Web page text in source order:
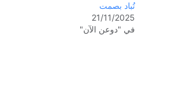
تُباد بصمت
21/11/2025
في "دوعن الآن"